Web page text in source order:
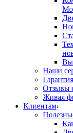
Наши
Отзывы
Живая
Клиентам